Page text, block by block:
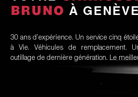
BRUNO À GENÈVE
30 ans d’expérience. Un service cinq
à Vie. Véhicules de remplacement.
outillage de dernière génération. Le